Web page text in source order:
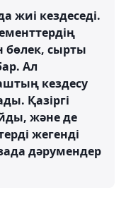
жиі кездеседі.
бөлек, сырты
Ал
кездесу
Қазіргі
және де
жегенді
дәрумендер